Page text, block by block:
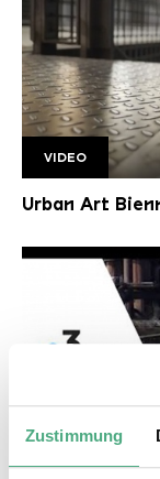
Zustimmung
Urban
Copyright:
VIDEO
Urban Art